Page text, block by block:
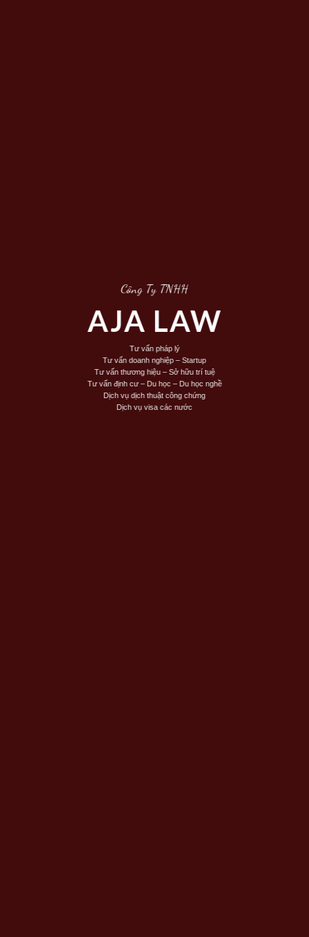
Công Ty TNHH
AJA LAW
Tư vấn pháp lý
Tư vấn doanh nghiệp – Startup
Tư vấn thương hiệu – Sở hữu trí tuệ
Tư vấn định cư – Du học – Du học nghề
Dịch vụ dịch thuật công chứng
Dịch vụ visa các nước